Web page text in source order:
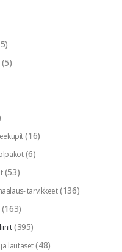
(5)
(16)
(6)
(53)
tarvikkeet (136)
(163)
(395)
lautaset (48)